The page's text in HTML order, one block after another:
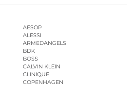
AESOP
ALESSI
ARMEDANGELS
BDK
BOSS
CALVIN KLEIN
CLINIQUE
COPENHAGEN